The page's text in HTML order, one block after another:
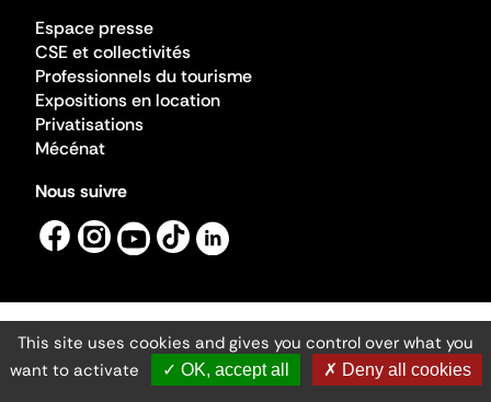
Espace presse
CSE et collectivités
Professionnels du tourisme
Expositions en location
Privatisations
Mécénat
Nous suivre
Mentions légales
Gestion des cookies
Accessibilité numérique
Ministère de la Culture ©2026
This site uses cookies and gives you control over what you
want to activate
✓ OK, accept all ✗ Deny all cookies